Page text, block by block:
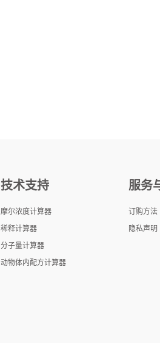
技术支持
摩尔浓度计算器
稀释计算器
分子量计算器
动物体内配方计算器
服务
订购方法
隐私声明